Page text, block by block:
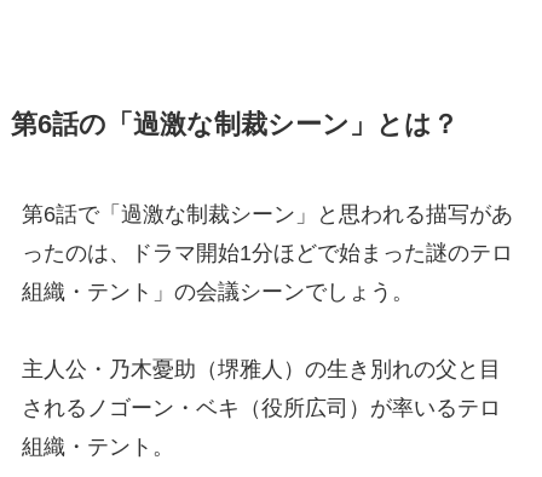
第6話の「過激な制裁シーン」とは？
第6話で「過激な制裁シーン」と思われる描写があ
ったのは、ドラマ開始1分ほどで始まった謎のテロ
組織・テント」の会議シーンでしょう。
主人公・乃木憂助（堺雅人）の生き別れの父と目
されるノゴーン・ベキ（役所広司）が率いるテロ
組織・テント。